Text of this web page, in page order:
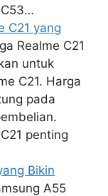
C21 yang
Realme C21
untuk
C21. Harga
pada
penting
Bikin
A55